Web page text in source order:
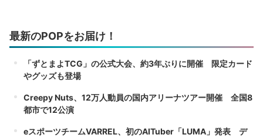
最新のPOPをお届け！
「ずとまよTCG」の公式大会、約3年ぶりに開催 限定カード
やグッズも登場
Creepy Nuts、12万人動員の国内アリーナツアー開催 全国8
都市で12公演
eスポーツチームVARREL、初のAITuber「LUMA」発表 デ